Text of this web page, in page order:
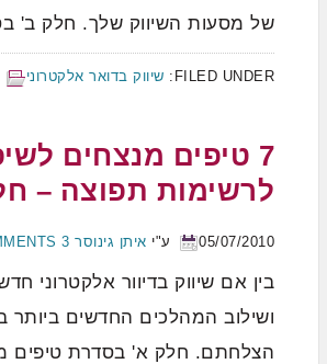
של מסעות השיווק שלך. חלק ב'
FILED UNDER: שיווק בדואר אלקטרוני
7 טיפים מנצחים
לרשימות תפוצה –
05/07/2010 ע"י איתן גינוסר 3 COMMENTS
בין אם שיווק בדיוור אלקטרוני
ושילוב המהלכים החדשים ביותר
הצלחתם. חלק א' בסדרת טיפים